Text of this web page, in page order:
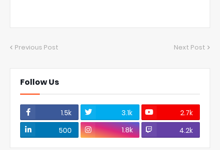
Previous Post Next Post
Follow Us
1.5k 3.1k
2.7k
500
1.8k 4.2k